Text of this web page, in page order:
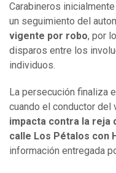
Carabineros
un seguimiento del
vigente por robo, por
disparos entre los
individuos.
La persecución finaliza
cuando el conductor del
impacta contra la reja
calle Los Pétalos con
información entregada